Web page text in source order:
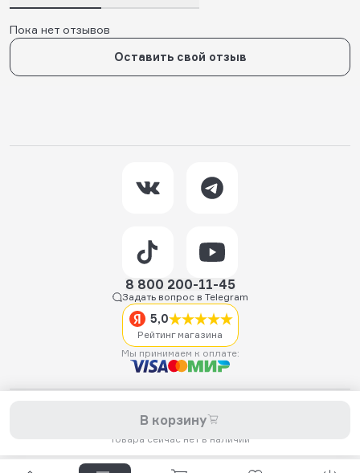
В корзину
Товара сейчас нет в наличии
Пока нет отзывов
Оставить свой отзыв
8 800 200-11-45
Задать вопрос в Telegram
5,0
Рейтинг магазина
Мы принимаем к оплате:
самокатов, запчастей для самокатов, аксессуаров, экипировки,
одежды и обуви.